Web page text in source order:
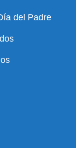
del Padre